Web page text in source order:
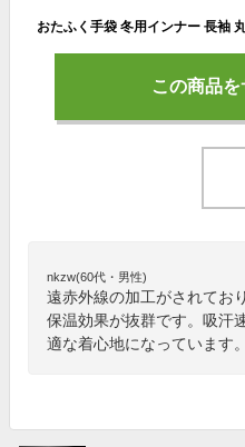
この商品
nkzw(60代・男性)
遠赤外線の加工がされてお
保温効果が抜群です。吸汗
適な着心地になっています。